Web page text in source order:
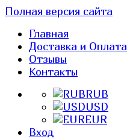
Полная версия сайта
Главная
Доставка и Оплата
Отзывы
Контакты
RUB
USD
EUR
Вход